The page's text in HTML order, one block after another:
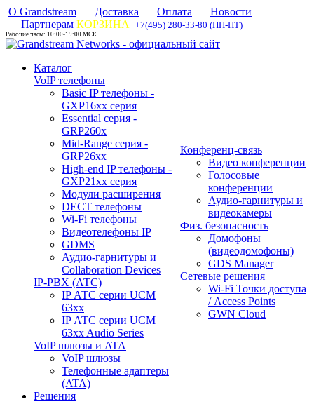
О Grandstream Доставка Оплата
Новости
Партнерам КОРЗИНА +7(495) 280-33-80 (ПН-ПТ)
Рабочие часы: 10:00-19:00 МСК
Каталог
VoIP телефоны
Basic IP телефоны -
GXP16хх серия
Essential серия -
GRP260x
Mid-Range серия -
GRP26xx
High-end IP телефоны -
GXP21хх серия
Модули расширения
DECT телефоны
Wi-Fi телефоны
Видеотелефоны IP
GDMS
Аудио-гарнитуры и
Collaboration Devices
IP-PBX (АТС)
IP АТС серии UCM
63xx
IP АТС серии UCM
63xx Audio Series
VoIP шлюзы и ATA
VoIP шлюзы
Телефонные адаптеры
(ATA)
Конференц-связь
Видео конференции
Голосовые
конференции
Аудио-гарнитуры и
видеокамеры
Физ. безопасность
Домофоны
(видеодомофоны)
GDS Manager
Сетевые решения
Wi-Fi Точки доступа
/ Access Points
GWN Cloud
Решения